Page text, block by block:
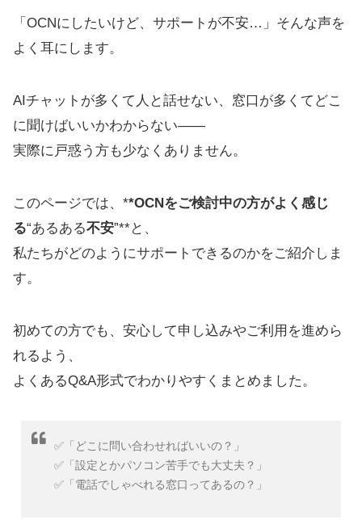
「OCNにしたいけど、サポートが不安…」そんな声を
よく耳にします。
AIチャットが多くて人と話せない、窓口が多くてどこ
に聞けばいいかわからない——
実際に戸惑う方も少なくありません。
このページでは、**OCNをご検討中の方がよく感じ
る“あるある不安”**と、
私たちがどのようにサポートできるのかをご紹介しま
す。
初めての方でも、安心して申し込みやご利用を進めら
れるよう、
よくあるQ&A形式でわかりやすくまとめました。
✅「どこに問い合わせればいいの？」
✅「設定とかパソコン苦手でも大丈夫？」
✅「電話でしゃべれる窓口ってあるの？」